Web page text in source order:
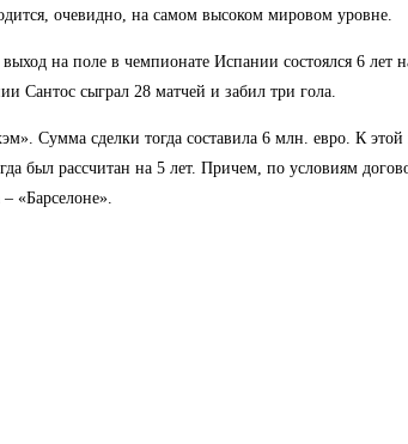
очевидно, на самом высоком мировом уровне.
на поле в чемпионате Испании состоялся 6 лет
Сантос сыграл 28 матчей и забил три гола.
Сумма сделки тогда составила 6 млн. евро. К
был рассчитан на 5 лет. Причем, по условиям
«Барселоне».